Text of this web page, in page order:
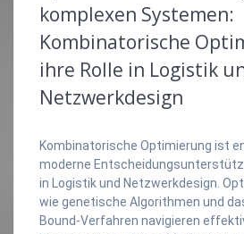
komplexen Systemen:
Kombinatorische
ihre Rolle in Logistik
Netzwerkdesign
Kombinatorische Optimierung ist
moderne
in Logistik und Netzwerkdesign.
wie genetische Algorithmen und
Bound-Verfahren navigieren